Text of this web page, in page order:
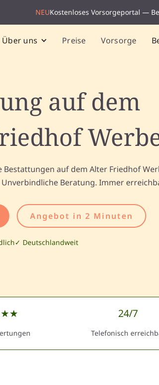
NEUKostenloses Vorsorgeportal —
Über uns Preise Vorsorge
auf dem
auf dem Alter Friedhof
Beratung. Immer
Angebot in 2 Minuten
✓ Deutschlandweit
24/7
Telefonisch